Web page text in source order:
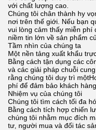
với chất lượng cao.
Chúng tôi chân thành hy
nơi trên thế giới. Nếu bạn
vui lòng cảm thấy miễn phí
niềm tin lớn về sản phẩm
Tầm nhìn của chúng ta
Một nền tảng xuất khẩu
Bằng cách tận dụng các
và các giải pháp chuỗi
rằng chúng tôi duy trì
phí để đảm bảo khách
Nhiệm vụ của chúng tôi
Chúng tôi tìm cách tối đa
Bằng cách tích hợp chiến
chúng tôi nhằm mục đích
tư, người mua và đối tác